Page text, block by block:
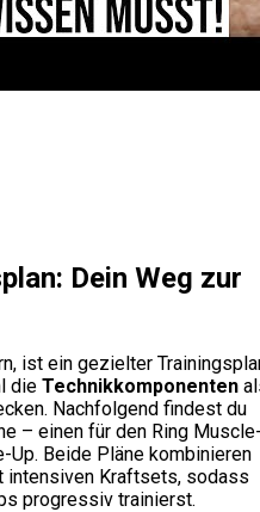
Dein Weg zur
ist ein gezielter
die Technikkomponenten
Nachfolgend findest du
– einen für den Ring
Up. Beide Pläne kombinieren
intensiven Kraftsets, sodass
progressiv trainierst.